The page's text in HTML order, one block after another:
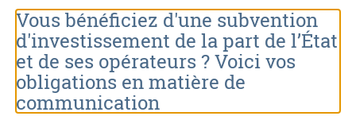
Vous bénéficiez d'une subvention
d'investissement de la part de l’État
et de ses opérateurs ? Voici vos
obligations en matière de
communication